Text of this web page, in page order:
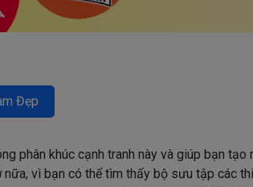
Đẹp
phân khúc cạnh tranh này và giúp bạn
vì bạn có thể tìm thấy bộ sưu tập các